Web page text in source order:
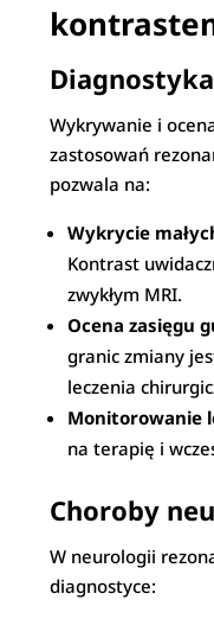
Wykrywanie i
zastosowań
pozwala na:
Wykrycie
Kontrast
zwykłym MRI.
Ocena zasięgu
granic zmiany
leczenia
Monitorowanie
na terapię i
Choroby
W neurologii
diagnostyce: